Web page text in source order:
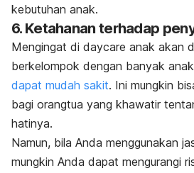
kebutuhan anak.
6. Ketahanan terhadap
Mengingat di daycare anak akan
berkelompok dengan banyak
dapat mudah sakit. Ini mungkin
bagi orangtua yang khawatir
hatinya.
Namun, bila Anda menggunakan
mungkin Anda dapat mengurangi